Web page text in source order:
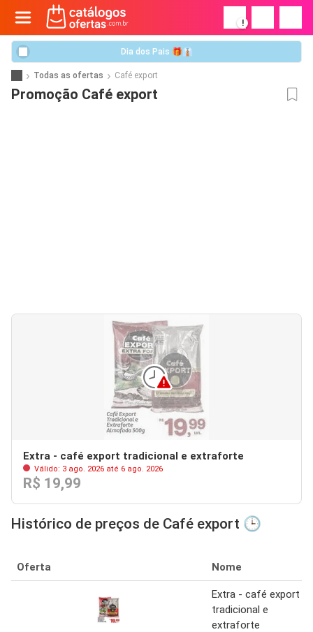
!
Dia dos Pais 🎁👔
Todas as ofertas Café export
Promoção Café export
Extra - café export tradicional e extraforte
Válido: 3 ago. 2026 até 6 ago. 2026
R$ 19,99
Histórico de preços de Café export 🕒
Oferta Nome
Extra - café export
tradicional e
extraforte